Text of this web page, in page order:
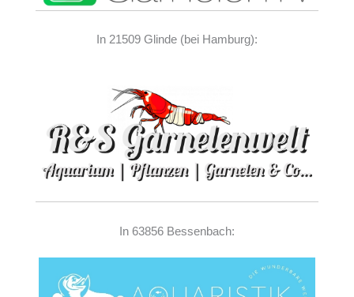
In 21509 Glinde (bei Hamburg):
In 63856 Bessenbach: